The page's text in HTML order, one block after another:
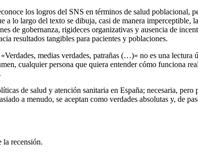
los logros del SNS en términos de salud poblacional,
a lo largo del texto se dibuja, casi de manera
de gobernanza, rigideces organizativas y ausencia de
resultados tangibles para pacientes y poblaciones.
medias verdades, patrañas (…)» no es una
cualquier persona que quiera entender cómo funciona
de salud y atención sanitaria en España; necesaria,
a menudo, se aceptan como verdades absolutas y, de
la recensión.